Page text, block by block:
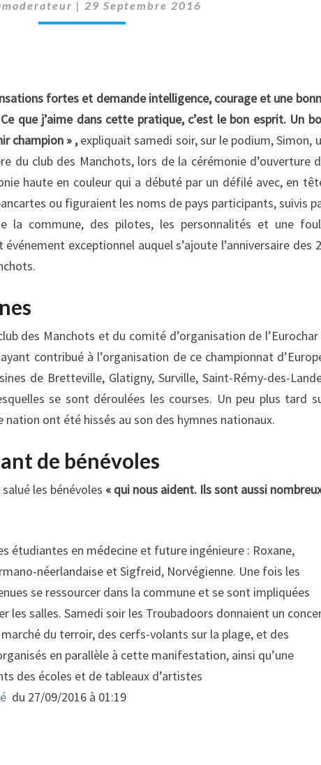
DE
L’EUROCHAR
| 29 Septembre 2016
fortes et demande intelligence, courage et une
que j’aime dans cette pratique, c’est le bon esprit. Un
champion » ,expliquait samedi soir, sur le podium, Simon,
du club des Manchots, lors de la cérémonie d’ouverture
haute en couleur qui a débuté par un défilé avec, en
ou figuraient les noms de pays participants, suivis
la commune, des pilotes, les personnalités et une
exceptionnel auquel s’ajoute l’anniversaire des
des Manchots et du comité d’organisation de l’Eurochar
contribué à l’organisation de ce championnat
de Bretteville, Glatigny, Surville, Saint-Rémy-des-
se sont déroulées les courses. Un peu plus tard
nation ont été hissés au son des hymnes nationaux.
de bénévoles
les bénévoles « qui nous aident. Ils sont aussi
étudiantes en médecine et future ingénieure : Roxane,
néerlandaise et Sigfreid, Norvégienne. Une fois les
se ressourcer dans la commune et se sont impliquées
les salles. Samedi soir les Troubadoors donnaient un
du terroir, des cerfs-volants sur la plage, et des
en parallèle à cette manifestation, ainsi qu’une
des écoles et de tableaux d’artistes
du 27/09/2016 à 01:19